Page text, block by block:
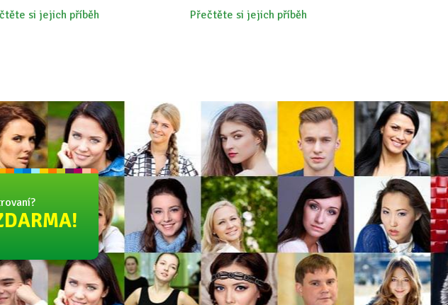
si jejich příběh
Přečtěte si jejich příběh